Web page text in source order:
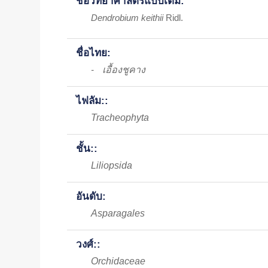
Dendrobium keithii Ridl.
ชื่อไทย:
- เอื้องชูคาง
ไฟลัม::
Tracheophyta
ชั้น::
Liliopsida
อันดับ:
Asparagales
วงศ์::
Orchidaceae